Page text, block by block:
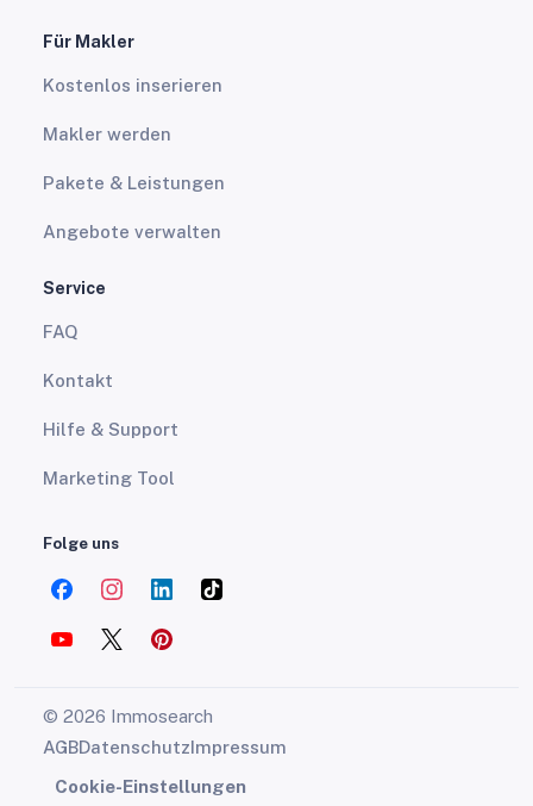
Für Makler
Kostenlos inserieren
Makler werden
Pakete & Leistungen
Angebote verwalten
Service
FAQ
Kontakt
Hilfe & Support
Marketing Tool
Folge uns
© 2026 Immosearch
AGBDatenschutzImpressum
Cookie-Einstellungen